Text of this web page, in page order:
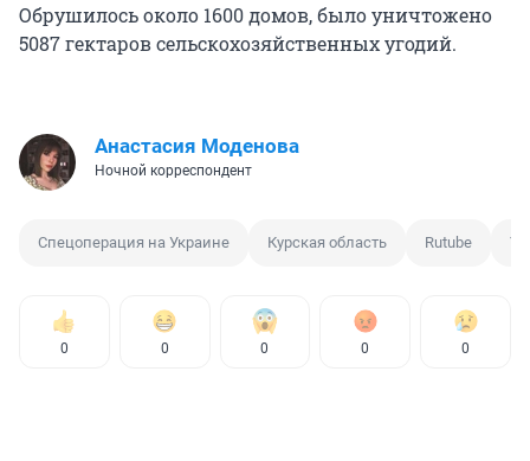
Обрушилось около 1600 домов, было уничтожено
5087 гектаров сельскохозяйственных угодий.
Анастасия Моденова
Ночной корреспондент
Спецоперация на Украине Курская область Rutube
0 0 0 0 0